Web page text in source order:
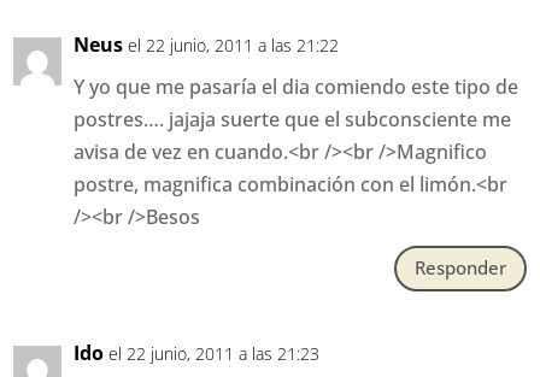
Neus el 22 junio, 2011 a las 21:22
Y yo que me pasaría el dia comiendo este tipo de
postres…. jajaja suerte que el subconsciente me
avisa de vez en cuando.<br /><br />Magnifico
postre, magnifica combinación con el limón.<br
/><br />Besos
Responder
Ido el 22 junio, 2011 a las 21:23